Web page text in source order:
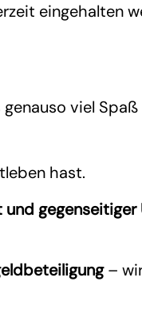
eingehalten
viel
hast.
–